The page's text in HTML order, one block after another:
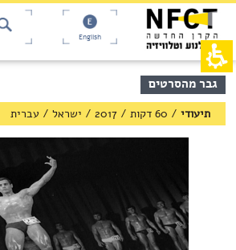
תחילתו
אינטרנט,
לחץ
אנטר
כדי
לאזור
ראש
באפשרותך
ללחוץ
אנטר
כדי
לדלג
English
תוכן
מרכזי,
באפשרותך
ללחוץ
גבר מהסרטים
תיעודי / 60 דקות /
2017
/ ישראל / עברית